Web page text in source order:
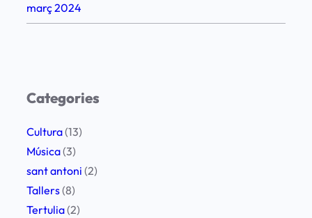
març 2024
Categories
Cultura(13)
Música(3)
sant antoni (2)
Tallers(8)
Tertulia(2)